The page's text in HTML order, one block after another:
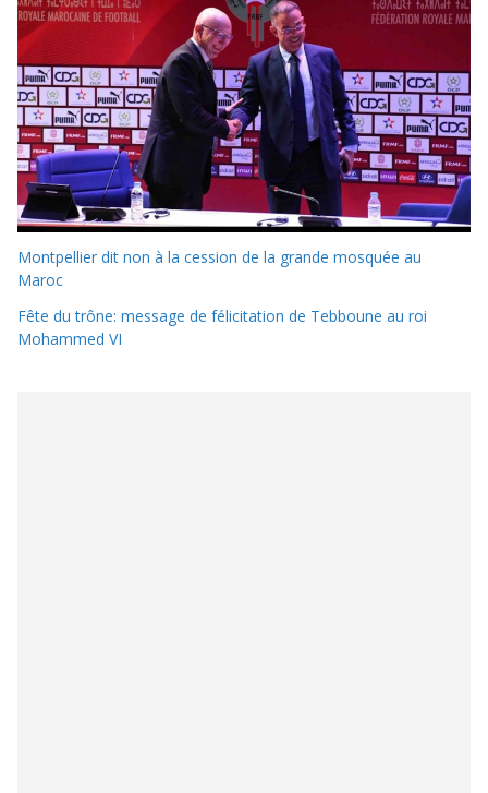
Montpellier dit non à la cession de la grande mosquée au
Maroc
Fête du trône: message de félicitation de Tebboune au roi
Mohammed VI